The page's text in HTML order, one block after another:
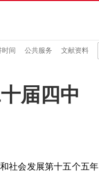
时间 公共服务 文献资料
届四中
社会发展第十五个五年